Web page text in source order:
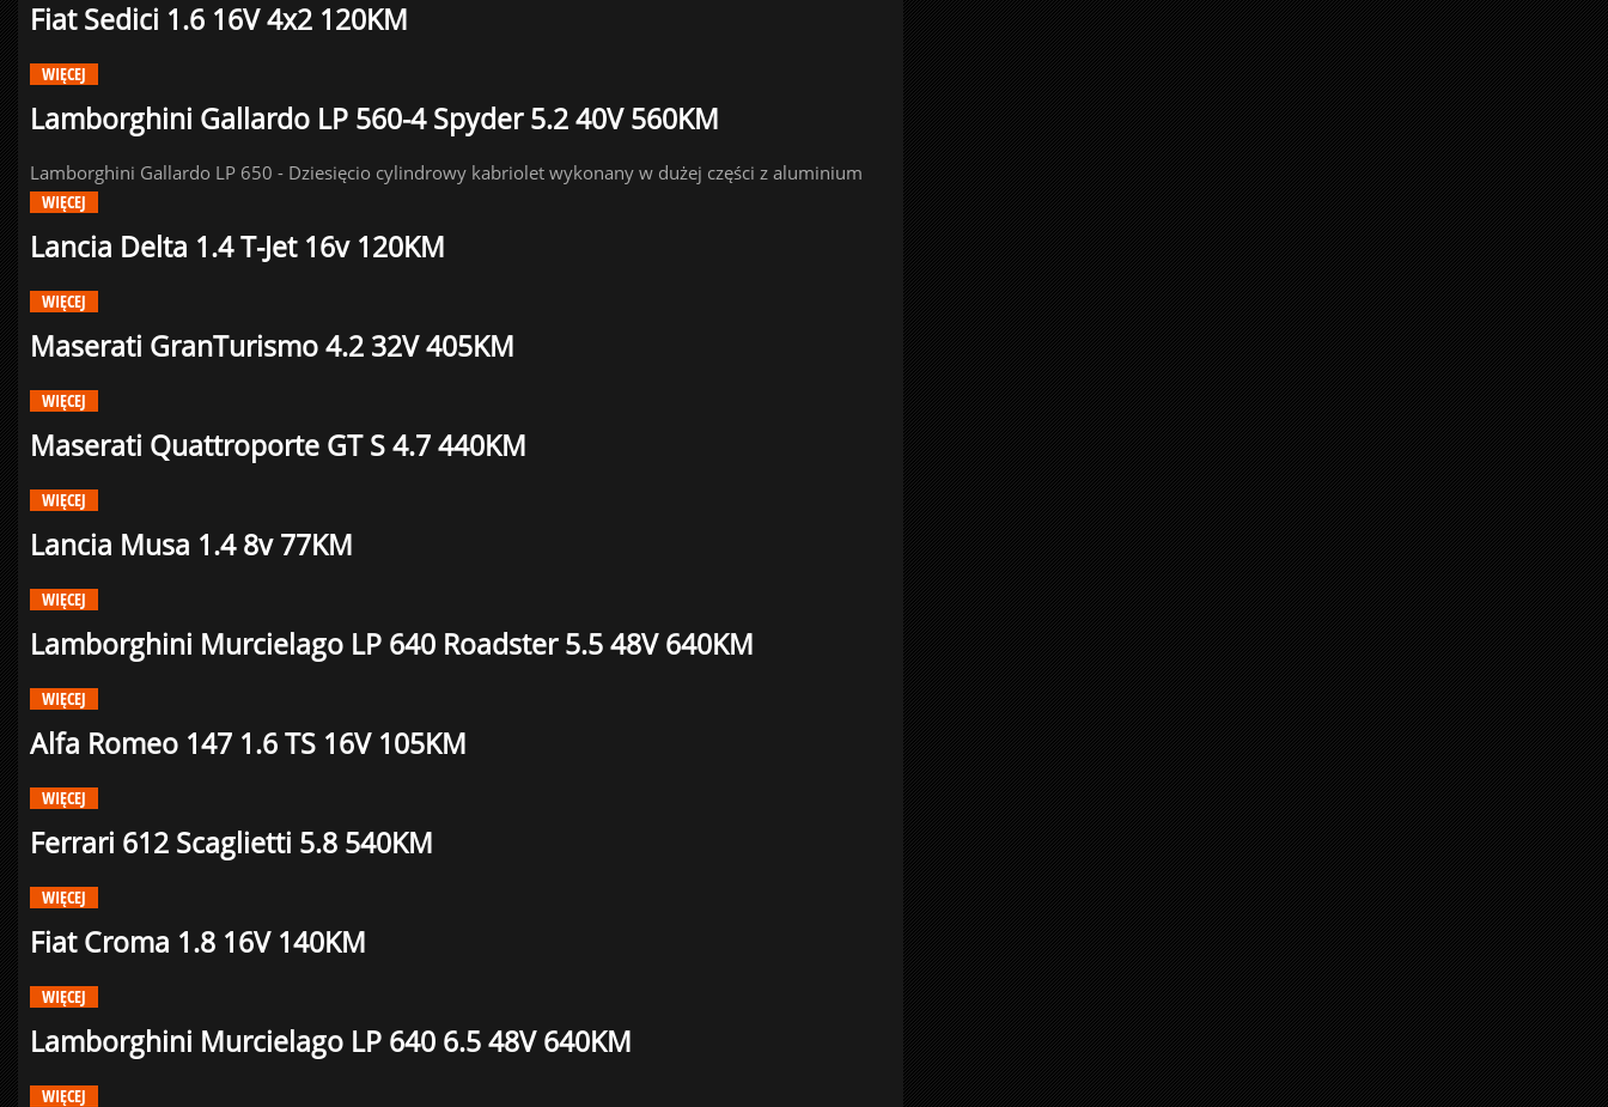
Fiat Sedici 1.6 16V 4x2 120KM
WIĘCEJ
Lamborghini Gallardo LP 560-4 Spyder 5.2 40V 560KM
Lamborghini Gallardo LP 650 - Dziesięcio cylindrowy kabriolet wykonany w dużej części z aluminium
WIĘCEJ
Lancia Delta 1.4 T-Jet 16v 120KM
WIĘCEJ
Maserati GranTurismo 4.2 32V 405KM
WIĘCEJ
Maserati Quattroporte GT S 4.7 440KM
WIĘCEJ
Lancia Musa 1.4 8v 77KM
WIĘCEJ
Lamborghini Murcielago LP 640 Roadster 5.5 48V 640KM
WIĘCEJ
Alfa Romeo 147 1.6 TS 16V 105KM
WIĘCEJ
Ferrari 612 Scaglietti 5.8 540KM
WIĘCEJ
Fiat Croma 1.8 16V 140KM
WIĘCEJ
Lamborghini Murcielago LP 640 6.5 48V 640KM
WIĘCEJ